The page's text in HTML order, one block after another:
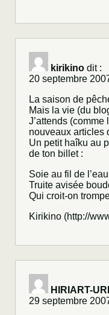
kirikino dit :
20 septembre
La saison de
Mais la vie (du
J’attends (comme
nouveaux articles
Un petit haîku au
de ton billet :
Soie au fil de l’eau
Truite avisée
Qui croit-on
Kirikino (http://
HIRIART-
29 septembre